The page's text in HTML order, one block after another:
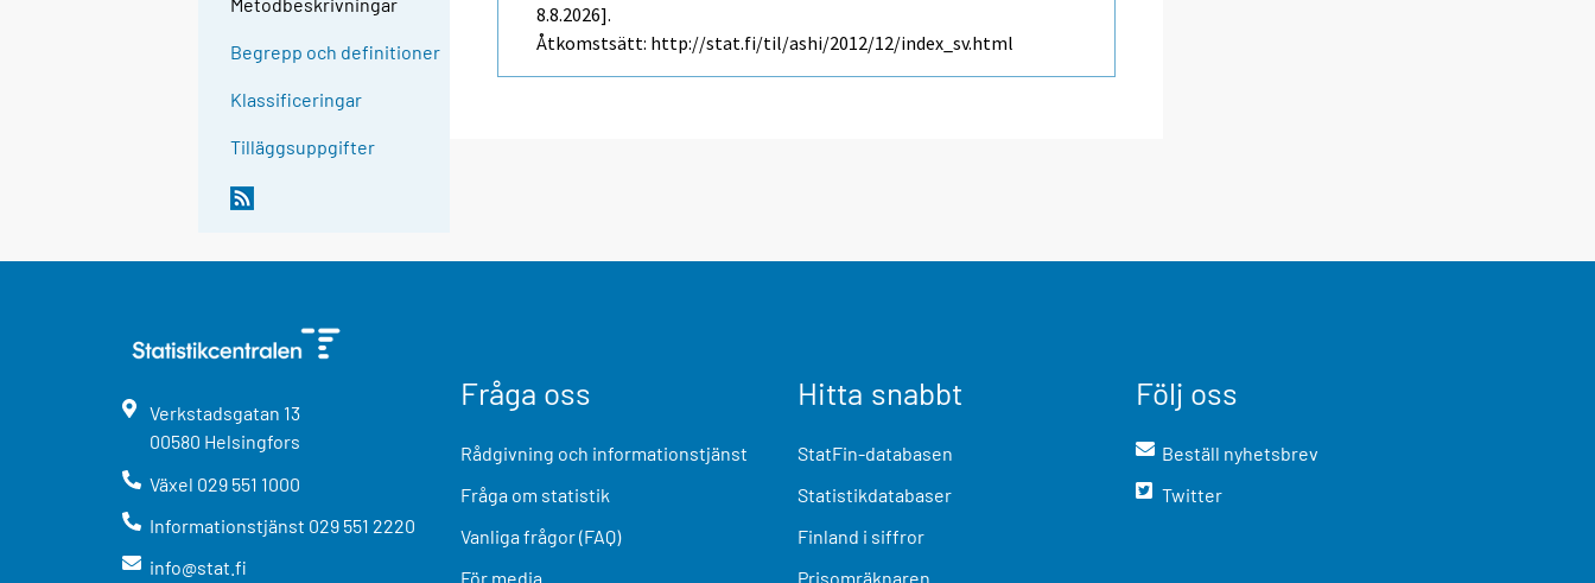
Metodbeskrivningar
Begrepp och definitioner
Klassificeringar
Tilläggsuppgifter
8.8.2026].
Åtkomstsätt: http://stat.fi/til/ashi/2012/12/index_sv.html
Verkstadsgatan 13
00580 Helsingfors
Växel 029 551 1000
Informationstjänst 029 551 2220
info@stat.fi
Fråga oss
Rådgivning och informationstjänst
Fråga om statistik
Vanliga frågor (FAQ)
För media
Hitta snabbt
StatFin-databasen
Statistikdatabaser
Finland i siffror
Prisomräknaren
Följ oss
Beställ nyhetsbrev
Twitter